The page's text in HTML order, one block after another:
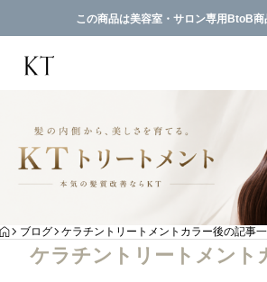
この商品は美容室・サロン専用BtoB商
HOME
ブログ ケラチントリートメントカラー後の記事
ケラチントリートメント